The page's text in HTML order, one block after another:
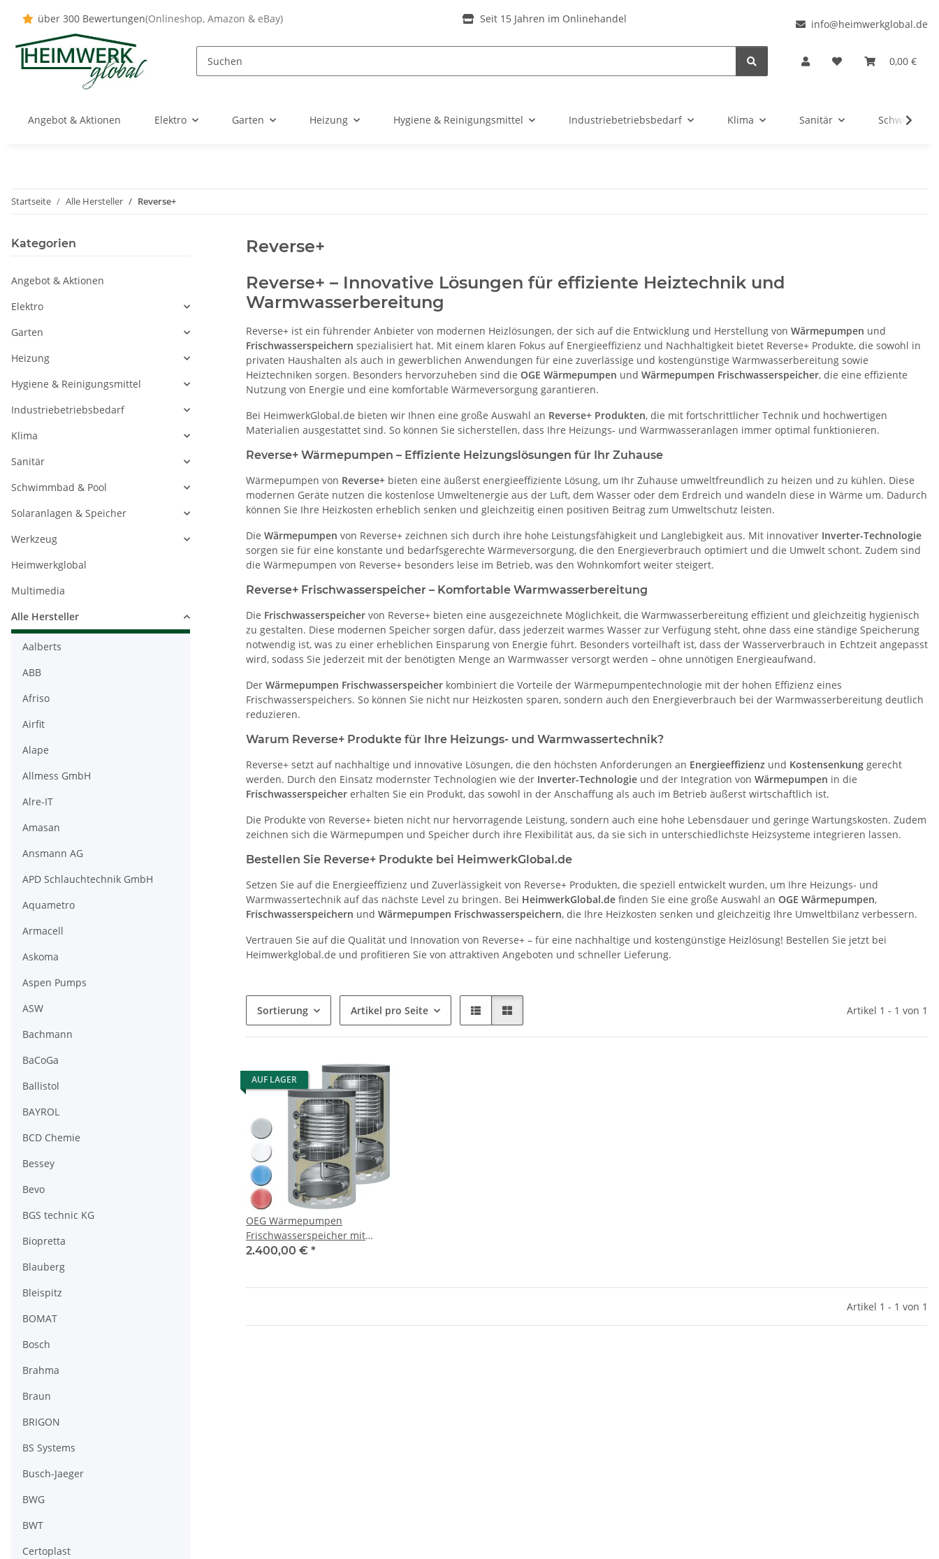
über 300 Bewertungen(Onlineshop, Amazon & eBay) Seit 15 Jahren im Onlinehandel info@heimwerkglobal.de
0,00 €
Angebot & Aktionen Elektro Garten Heizung Hygiene & Reinigungsmittel Industriebetriebsbedarf Klima Sanitär
Startseite Alle Hersteller Reverse+
Reverse+
Reverse+ – Innovative Lösungen für effiziente Heiztechnik und
Warmwasserbereitung
Reverse+ ist ein führender Anbieter von modernen Heizlösungen, der sich auf die Entwicklung und Herstellung von Wärmepumpen und
Frischwasserspeichern spezialisiert hat. Mit einem klaren Fokus auf Energieeffizienz und Nachhaltigkeit bietet Reverse+ Produkte, die sowohl in
privaten Haushalten als auch in gewerblichen Anwendungen für eine zuverlässige und kostengünstige Warmwasserbereitung sowie
Heiztechniken sorgen. Besonders hervorzuheben sind die OGE Wärmepumpen und Wärmepumpen Frischwasserspeicher, die eine effiziente
Nutzung von Energie und eine komfortable Wärmeversorgung garantieren.
Bei HeimwerkGlobal.de bieten wir Ihnen eine große Auswahl an Reverse+ Produkten, die mit fortschrittlicher Technik und hochwertigen
Materialien ausgestattet sind. So können Sie sicherstellen, dass Ihre Heizungs- und Warmwasseranlagen immer optimal funktionieren.
Reverse+ Wärmepumpen – Effiziente Heizungslösungen für Ihr Zuhause
Wärmepumpen von Reverse+ bieten eine äußerst energieeffiziente Lösung, um Ihr Zuhause umweltfreundlich zu heizen und zu kühlen. Diese
modernen Geräte nutzen die kostenlose Umweltenergie aus der Luft, dem Wasser oder dem Erdreich und wandeln diese in Wärme um. Dadurch
können Sie Ihre Heizkosten erheblich senken und gleichzeitig einen positiven Beitrag zum Umweltschutz leisten.
Die Wärmepumpen von Reverse+ zeichnen sich durch ihre hohe Leistungsfähigkeit und Langlebigkeit aus. Mit innovativer Inverter-Technologie
sorgen sie für eine konstante und bedarfsgerechte Wärmeversorgung, die den Energieverbrauch optimiert und die Umwelt schont. Zudem sind
die Wärmepumpen von Reverse+ besonders leise im Betrieb, was den Wohnkomfort weiter steigert.
Reverse+ Frischwasserspeicher – Komfortable Warmwasserbereitung
Die Frischwasserspeicher von Reverse+ bieten eine ausgezeichnete Möglichkeit, die Warmwasserbereitung effizient und gleichzeitig hygienisch
zu gestalten. Diese modernen Speicher sorgen dafür, dass jederzeit warmes Wasser zur Verfügung steht, ohne dass eine ständige Speicherung
notwendig ist, was zu einer erheblichen Einsparung von Energie führt. Besonders vorteilhaft ist, dass der Wasserverbrauch in Echtzeit angepasst
wird, sodass Sie jederzeit mit der benötigten Menge an Warmwasser versorgt werden – ohne unnötigen Energieaufwand.
Der Wärmepumpen Frischwasserspeicher kombiniert die Vorteile der Wärmepumpentechnologie mit der hohen Effizienz eines
Frischwasserspeichers. So können Sie nicht nur Heizkosten sparen, sondern auch den Energieverbrauch bei der Warmwasserbereitung deutlich
reduzieren.
Warum Reverse+ Produkte für Ihre Heizungs- und Warmwassertechnik?
Reverse+ setzt auf nachhaltige und innovative Lösungen, die den höchsten Anforderungen an Energieeffizienz und Kostensenkung gerecht
werden. Durch den Einsatz modernster Technologien wie der Inverter-Technologie und der Integration von Wärmepumpen in die
Frischwasserspeicher erhalten Sie ein Produkt, das sowohl in der Anschaffung als auch im Betrieb äußerst wirtschaftlich ist.
Die Produkte von Reverse+ bieten nicht nur hervorragende Leistung, sondern auch eine hohe Lebensdauer und geringe Wartungskosten. Zudem
zeichnen sich die Wärmepumpen und Speicher durch ihre Flexibilität aus, da sie sich in unterschiedlichste Heizsysteme integrieren lassen.
Bestellen Sie Reverse+ Produkte bei HeimwerkGlobal.de
Setzen Sie auf die Energieeffizienz und Zuverlässigkeit von Reverse+ Produkten, die speziell entwickelt wurden, um Ihre Heizungs- und
Warmwassertechnik auf das nächste Level zu bringen. Bei HeimwerkGlobal.de finden Sie eine große Auswahl an OGE Wärmepumpen,
Frischwasserspeichern und Wärmepumpen Frischwasserspeichern, die Ihre Heizkosten senken und gleichzeitig Ihre Umweltbilanz verbessern.
Vertrauen Sie auf die Qualität und Innovation von Reverse+ – für eine nachhaltige und kostengünstige Heizlösung! Bestellen Sie jetzt bei
Heimwerkglobal.de und profitieren Sie von attraktiven Angeboten und schneller Lieferung.
Sortierung Artikel pro Seite Artikel 1 - 1 von 1
AUF LAGER
OEG Wärmepumpen
Frischwasserspeicher mit
Abtaupuffer 2 Funktionen 300
2.400,00 € *
Artikel 1 - 1 von 1
Kategorien
Angebot & Aktionen
Elektro
Garten
Heizung
Hygiene & Reinigungsmittel
Industriebetriebsbedarf
Klima
Sanitär
Schwimmbad & Pool
Solaranlagen & Speicher
Werkzeug
Heimwerkglobal
Multimedia
Alle Hersteller
Aalberts
ABB
Afriso
Airfit
Alape
Allmess GmbH
Alre-IT
Amasan
Ansmann AG
APD Schlauchtechnik GmbH
Aquametro
Armacell
Askoma
Aspen Pumps
ASW
Bachmann
BaCoGa
Ballistol
BAYROL
BCD Chemie
Bessey
Bevo
BGS technic KG
Biopretta
Blauberg
Bleispitz
BOMAT
Bosch
Brahma
Braun
BRIGON
BS Systems
Busch-Jaeger
BWG
BWT
Certoplast